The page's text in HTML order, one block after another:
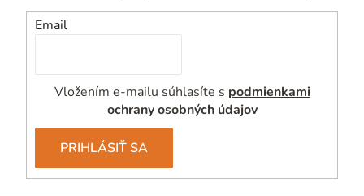
Email
Vložením e-mailu súhlasíte s podmienkami
ochrany osobných údajov
PRIHLÁSIŤ SA